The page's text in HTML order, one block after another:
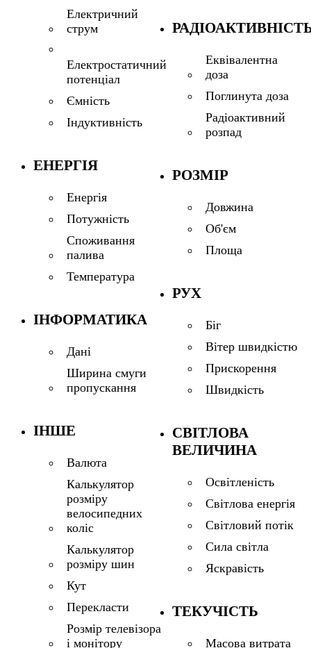
Електричний
струм
Електростатичний
потенціал
Ємність
Індуктивність
ЕНЕРГІЯ
Енергія
Потужність
Споживання
палива
Температура
ІНФОРМАТИКА
Дані
Ширина смуги
пропускання
ІНШЕ
Валюта
Калькулятор
розміру
велосипедних
коліс
Калькулятор
розміру шин
Кут
Перекласти
Розмір телевізора
і монітору
Еквівалентна
доза
Поглинута доза
Радіоактивний
розпад
РОЗМІР
Довжина
Об'єм
Площа
РУХ
Біг
Вітер швидкістю
Прискорення
Швидкість
СВІТЛОВА
ВЕЛИЧИНА
Освітленість
Світлова енергія
Світловий потік
Сила світла
Яскравість
ТЕКУЧІСТЬ
Масова витрата